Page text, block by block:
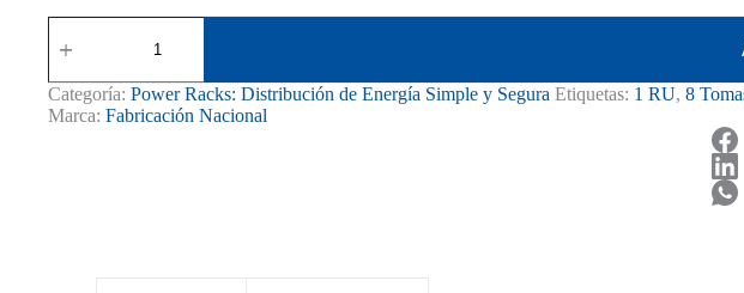
Rack
8
Tomas
Leviton
Categoría: Power Racks: Distribución de Energía Simple y Segura Etiquetas: 1 RU, 8
Marca: Fabricación Nacional